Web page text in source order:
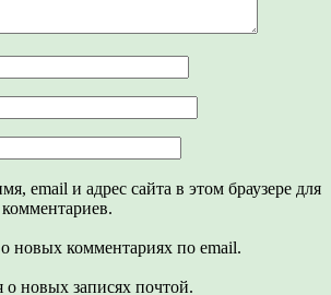
email и адрес сайта в этом браузере для
новых комментариях по email.
о новых записях почтой.